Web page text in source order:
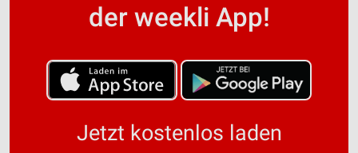
der weekli App!
Jetzt kostenlos laden